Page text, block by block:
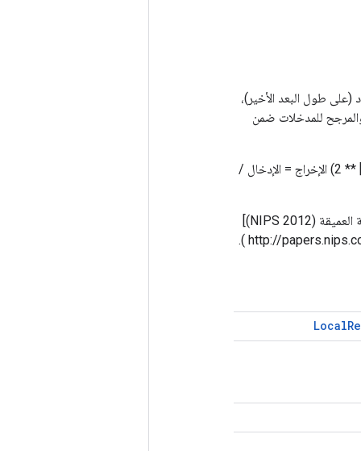
(على طول البعد الأخير)،
للمدخلات ضمن
sqr_sum[a, b, c, d] = مجموع(الإدخال[a, b, c, d - عمق_نصف القطر: d + عمق_نصف القطر + 1] ** 2) الإخراج = الإدخال /
لمزيد من التفاصيل، راجع [Krizhevsky et al., تصنيف ImageNet مع الشبكات العصبية التلافيفية العميقة (NIPS 2012)]
Local